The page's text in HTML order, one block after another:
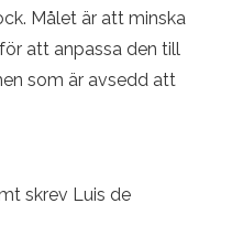
Målet är att minska
att anpassa den till
som är avsedd att
skrev Luis de